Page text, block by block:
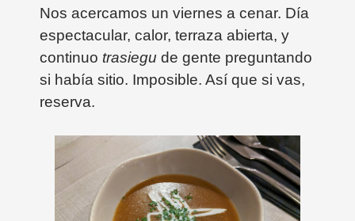
Nos acercamos un viernes a cenar. Día
espectacular, calor, terraza abierta, y
continuo trasiegu de gente preguntando
si había sitio. Imposible. Así que si vas,
reserva.